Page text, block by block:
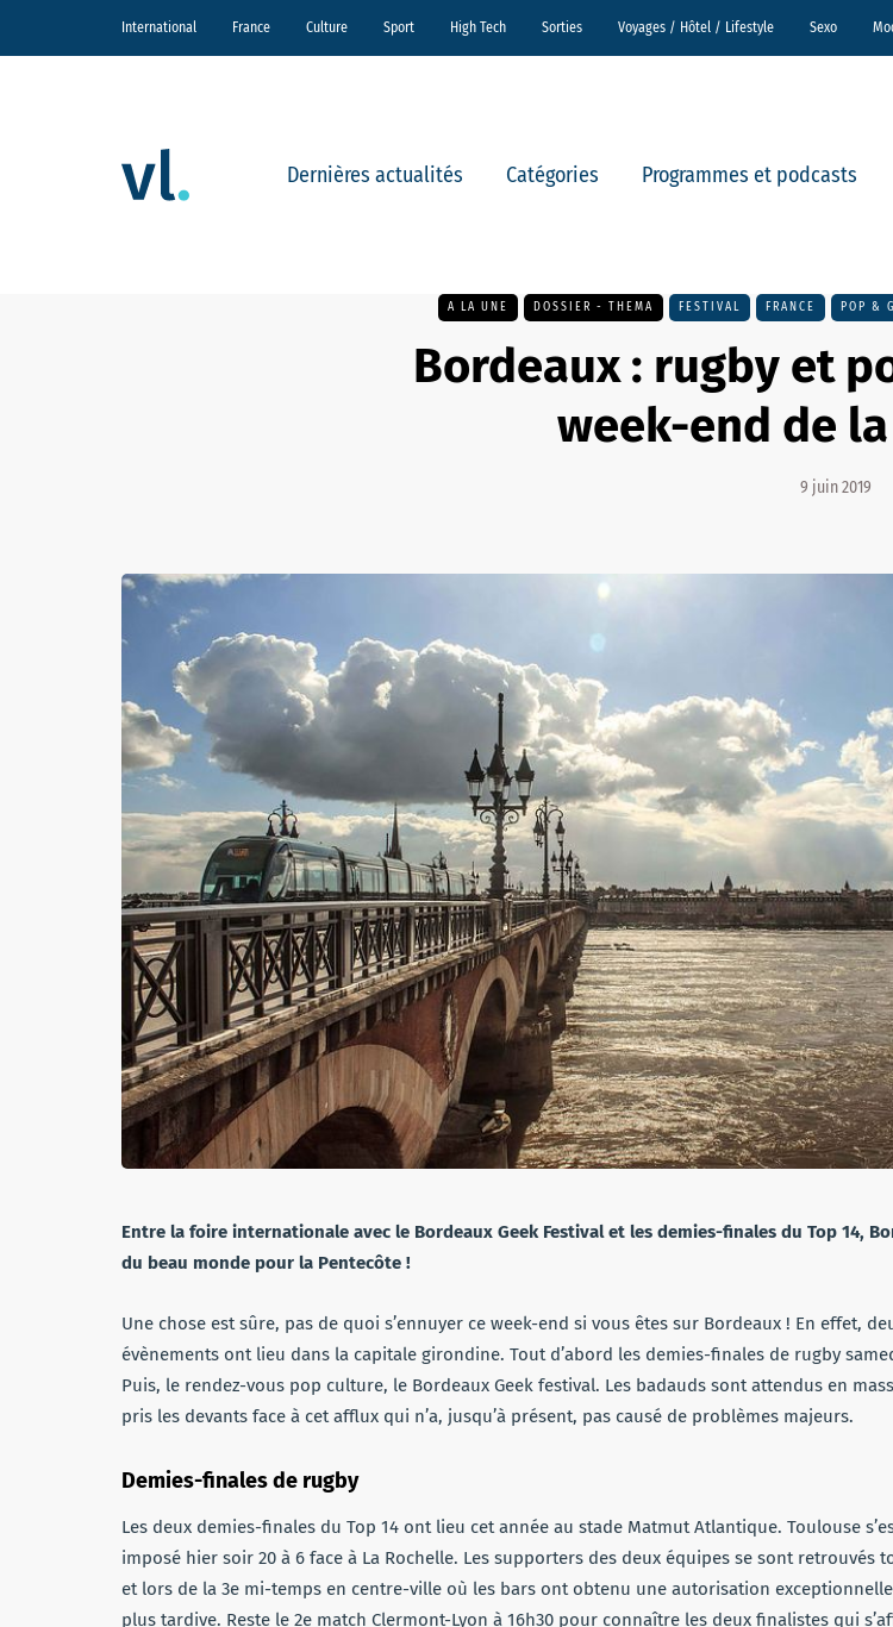
International France Culture Sport High Tech Sorties Voyages / Hôtel / Lifestyle Sexo
Dernières actualités Catégories Programmes et podcasts
A LA UNE DOSSIER - THEMA FESTIVAL FRANCE POP &
Bordeaux : rugby et
week-end de
9 juin 2019
Entre la foire internationale avec le Bordeaux Geek Festival et les demies-finales du Top 14,
du beau monde pour la Pentecôte !
Une chose est sûre, pas de quoi s’ennuyer ce week-end si vous êtes sur Bordeaux ! En effet,
évènements ont lieu dans la capitale girondine. Tout d’abord les demies-finales de rugby
Puis, le rendez-vous pop culture, le Bordeaux Geek festival. Les badauds sont attendus en
pris les devants face à cet afflux qui n’a, jusqu’à présent, pas causé de problèmes majeurs.
Demies-finales de rugby
Les deux demies-finales du Top 14 ont lieu cet année au stade Matmut Atlantique. Toulouse
imposé hier soir 20 à 6 face à La Rochelle. Les supporters des deux équipes se sont retrouvés
et lors de la 3e mi-temps en centre-ville où les bars ont obtenu une autorisation
plus tardive. Reste le 2e match Clermont-Lyon à 16h30 pour connaître les deux finalistes qui